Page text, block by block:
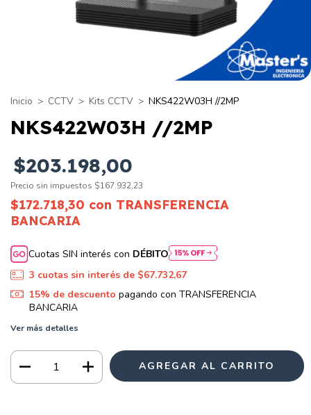
Inicio > CCTV > Kits CCTV > NKS422W03H //2MP
NKS422W03H //2MP
$203.198,00
Precio sin impuestos $167.932,23
$172.718,30 con TRANSFERENCIA
BANCARIA
Cuotas SIN interés con DÉBITO
3 cuotas sin interés de $67.732,67
15% de descuento pagando con TRANSFERENCIA
BANCARIA
Ver más detalles